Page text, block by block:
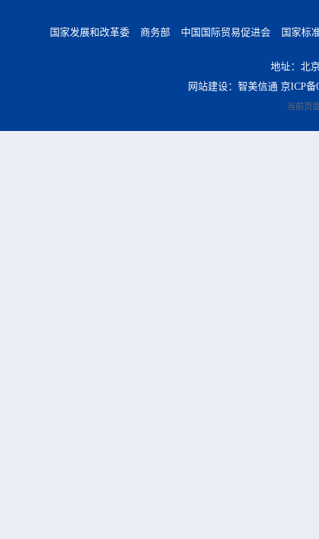
国家发展和改革委 商务部 中国国际贸易促进会 国家标
地址：北
网站建设：智美信通 京ICP备
当前页